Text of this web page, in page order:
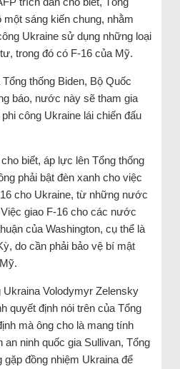
một sáng kiến chung, nhằm
Ukraine sử dụng những loại
trong đó có F-16 của Mỹ.
thống Biden, Bộ Quốc
báo, nước này sẽ tham gia
công Ukraine lái chiến đấu
biết, áp lực lên Tổng thống
phải bật đèn xanh cho việc
cho Ukraine, từ những nước
giao F-16 cho các nước
của Washington, cụ thể là
do cần phải bảo vệ bí mật
Ukraina Volodymyr Zelensky
quyết định nói trên của Tổng
mà ông cho là mang tính
an ninh quốc gia Sullivan, Tổng
gặp đồng nhiệm Ukraina để